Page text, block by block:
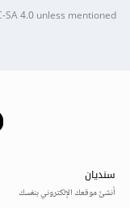
SA 4.0unless mentioned